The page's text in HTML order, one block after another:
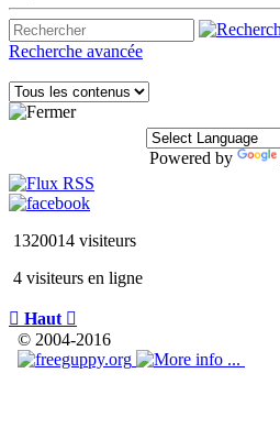
Recherche avancée
Powered by
1320014 visiteurs
4 visiteurs en ligne
 Haut 
© 2004-2016